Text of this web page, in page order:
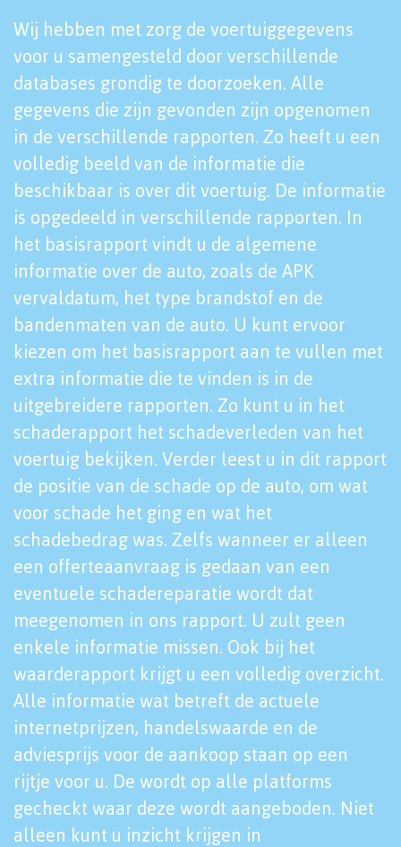
Wij hebben met zorg de voertuiggegevens
voor u samengesteld door verschillende
databases grondig te doorzoeken. Alle
gegevens die zijn gevonden zijn opgenomen
in de verschillende rapporten. Zo heeft u een
volledig beeld van de informatie die
beschikbaar is over dit voertuig. De informatie
is opgedeeld in verschillende rapporten. In
het basisrapport vindt u de algemene
informatie over de auto, zoals de APK
vervaldatum, het type brandstof en de
bandenmaten van de auto. U kunt ervoor
kiezen om het basisrapport aan te vullen met
extra informatie die te vinden is in de
uitgebreidere rapporten. Zo kunt u in het
schaderapport het schadeverleden van het
voertuig bekijken. Verder leest u in dit rapport
de positie van de schade op de auto, om wat
voor schade het ging en wat het
schadebedrag was. Zelfs wanneer er alleen
een offerteaanvraag is gedaan van een
eventuele schadereparatie wordt dat
meegenomen in ons rapport. U zult geen
enkele informatie missen. Ook bij het
waarderapport krijgt u een volledig overzicht.
Alle informatie wat betreft de actuele
internetprijzen, handelswaarde en de
adviesprijs voor de aankoop staan op een
rijtje voor u. De wordt op alle platforms
gecheckt waar deze wordt aangeboden. Niet
alleen kunt u inzicht krijgen in